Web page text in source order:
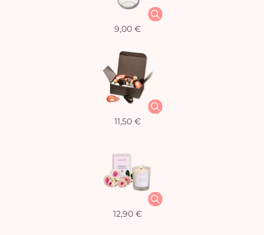
9,00 €
11,50 €
12,90 €